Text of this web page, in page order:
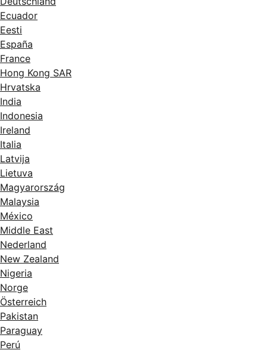
Ecuador
Eesti
España
France
Hong Kong SAR
Hrvatska
India
Indonesia
Ireland
Italia
Latvija
Lietuva
Magyarország
Malaysia
México
Middle East
Nederland
New Zealand
Nigeria
Norge
Österreich
Pakistan
Paraguay
Perú